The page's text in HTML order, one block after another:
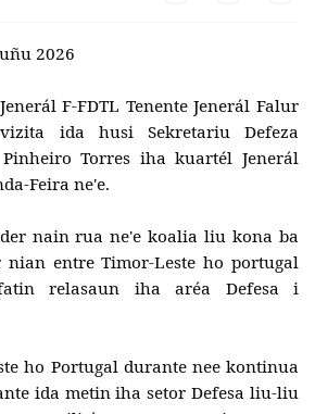
2026
F-FDTL Tenente Jenerál Falur
ida husi Sekretariu Defeza
Torres iha kuartél Jenerál
Feira ne'e.
nain rua ne'e koalia liu kona ba
entre Timor-Leste ho portugal
relasaun iha aréa Defesa i
ho Portugal durante nee kontinua
ida metin iha setor Defesa liu-liu